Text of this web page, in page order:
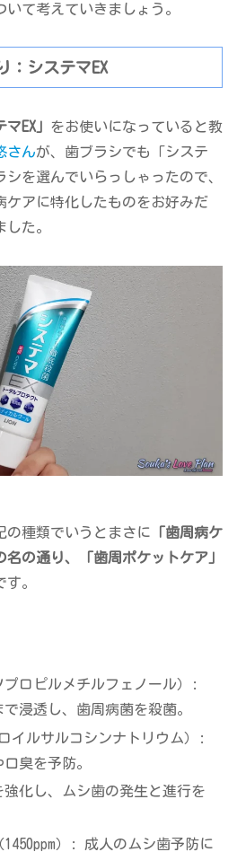
て考えていきましょう。
：システマEX
マEX」 をお使いになっていると教
さんが、歯ブラシでも「システ
を選んでいらっしゃったので、
ケアに特化したものをお好みだ
た。
の種類でいうとまさに 「歯周病ケ
の通り、「歯周ポケットケア」
。
プロピルメチルフェノール）:
浸透し、歯周病菌を殺菌。
イルサルコシンナトリウム）:
臭を予防。
化し、ムシ歯の発生と進行を
）: 成人のムシ歯予防に